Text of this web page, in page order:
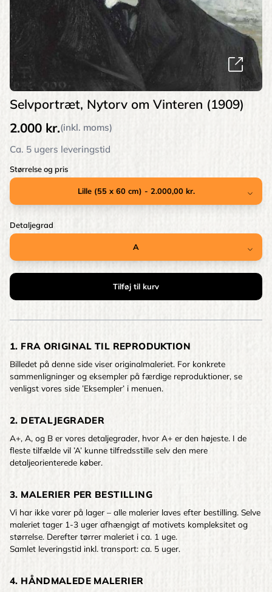
Selvportræt, Nytorv om Vinteren (1909)
2.000 kr.(inkl. moms)
Ca. 5 ugers leveringstid
Størrelse og pris
Detaljegrad
1. FRA ORIGINAL TIL REPRODUKTION
Billedet på denne side viser originalmaleriet. For konkrete
sammenligninger og eksempler på færdige reproduktioner, se
venligst vores side ’Eksempler’ i menuen.
2. DETALJEGRADER
A+, A, og B er vores detaljegrader, hvor A+ er den højeste. I de
fleste tilfælde vil ’A’ kunne tilfredsstille selv den mere
detaljeorienterede køber.
3. MALERIER PER BESTILLING
Vi har ikke varer på lager – alle malerier laves efter bestilling. Selve
maleriet tager 1-3 uger afhængigt af motivets kompleksitet og
størrelse. Derefter tørrer maleriet i ca. 1 uge.
Samlet leveringstid inkl. transport: ca. 5 uger.
4. HÅNDMALEDE MALERIER